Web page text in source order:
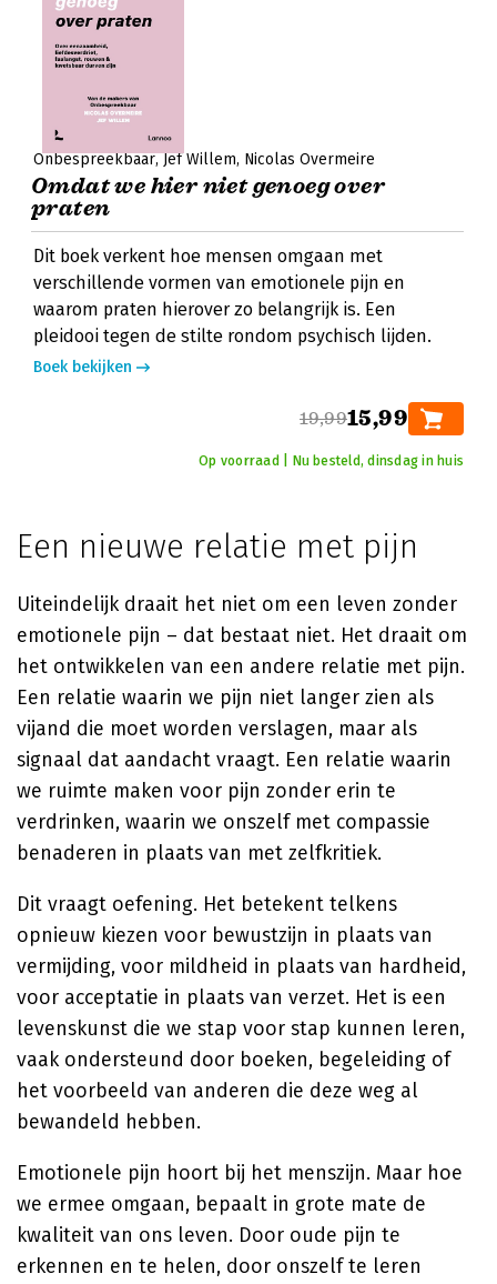
Onbespreekbaar Jef Willem Nicolas Overmeire
Omdat we hier niet genoeg over
praten
Dit boek verkent hoe mensen omgaan met
verschillende vormen van emotionele pijn en
waarom praten hierover zo belangrijk is. Een
pleidooi tegen de stilte rondom psychisch lijden.
Boek bekijken
19,9915,99
Op voorraad | Nu besteld, dinsdag in huis
Een nieuwe relatie met pijn
Uiteindelijk draait het niet om een leven zonder
emotionele pijn – dat bestaat niet. Het draait om
het ontwikkelen van een andere relatie met pijn.
Een relatie waarin we pijn niet langer zien als
vijand die moet worden verslagen, maar als
signaal dat aandacht vraagt. Een relatie waarin
we ruimte maken voor pijn zonder erin te
verdrinken, waarin we onszelf met compassie
benaderen in plaats van met zelfkritiek.
Dit vraagt oefening. Het betekent telkens
opnieuw kiezen voor bewustzijn in plaats van
vermijding, voor mildheid in plaats van hardheid,
voor acceptatie in plaats van verzet. Het is een
levenskunst die we stap voor stap kunnen leren,
vaak ondersteund door boeken, begeleiding of
het voorbeeld van anderen die deze weg al
bewandeld hebben.
Emotionele pijn hoort bij het menszijn. Maar hoe
we ermee omgaan, bepaalt in grote mate de
kwaliteit van ons leven. Door oude pijn te
erkennen en te helen, door onszelf te leren